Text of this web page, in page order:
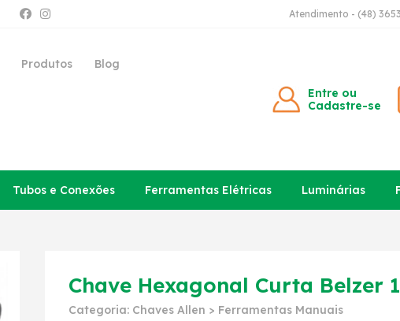
Atendimento - (48)
Produtos Blog
Entre ou
Cadastre-se
Tubos e Conexões Ferramentas Elétricas Luminárias
Chave Hexagonal Curta Belzer
Categoria: Chaves Allen > Ferramentas Manuais